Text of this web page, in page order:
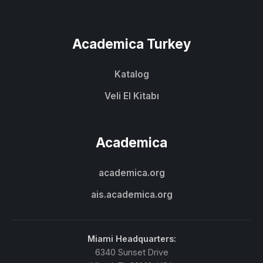
Academica Turkey
Katalog
Veli El Kitabı
Academica
academica.org
ais.academica.org
Miami Headquarters:
6340 Sunset Drive